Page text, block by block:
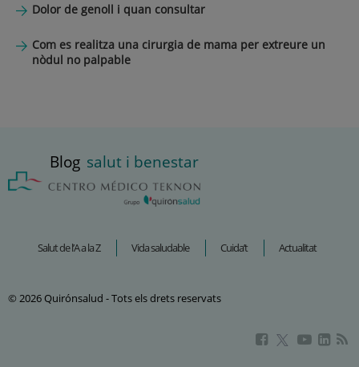
Dolor de genoll i quan consultar
Com es realitza una cirurgia de mama per extreure un
nòdul no palpable
Blog salut i benestar
Salut de l’A a la Z Vida saludable Cuida’t Actualitat
© 2026 Quirónsalud - Tots els drets reservats
AquestAquest
Aquest